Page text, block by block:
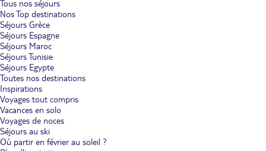
Tous nos séjours
Nos Top destinations
Séjours Grèce
Séjours Espagne
Séjours Maroc
Séjours Tunisie
Séjours Egypte
Toutes nos destinations
Inspirations
Voyages tout compris
Vacances en solo
Voyages de noces
Séjours au ski
Où partir en février au soleil ?